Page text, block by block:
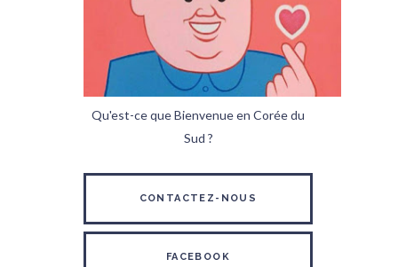
Qu'est-ce que Bienvenue en Corée du
Sud ?
CONTACTEZ-NOUS
FACEBOOK